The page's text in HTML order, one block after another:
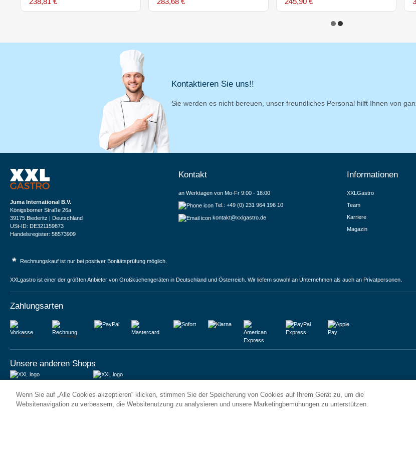
Kontaktieren Sie uns!!
Sie werden es nicht bereuen, unser freundliches Personal hilft Ihnen von
Juma International B.V.
Königsborner Straße 26a
39175 Biederitz | Deutschland
USt-ID: DE321159873
Handelsregister: 58573909
Kontakt
an Werktagen von Mo-Fr 9:00 - 18:00
Tel.: +49 (0) 231 964 196 10
kontakt@xxlgastro.de
Informationen
XXLGastro
Team
Karriere
Magazin
* Rechnungskauf ist nur bei positiver Bonitätsprüfung möglich.
XXLgastro ist einer der größten Anbieter von Großküchengeräten in Deutschland und Österreich. Wir liefern sowohl an Unternehmen als auch an Privatpersonen.
Zahlungsarten
Vorkasse Rechnung
Unsere anderen Shops
6 Rue des Bateliers
92110 Clichy | France
Vrijheidweg 34
1521RR Wormerveer | Nederland
Wenn Sie auf „Alle Cookies akzeptieren“ klicken, stimmen Sie der Speicherung von Cookies auf Ihrem Gerät zu, um die
Websitenavigation zu verbessern, die Websitenutzung zu analysieren und unsere Marketingbemühungen zu unterstützen.